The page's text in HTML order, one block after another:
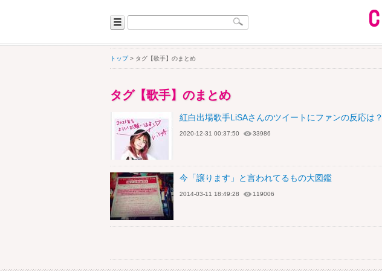
トップ> タグ【歌手】のまとめ
タグ【歌手】のまとめ
紅白出場歌手LiSAさんのツイートにファンの反応は？
2020-12-31 00:37:50 33986
今「譲ります」と言われてるもの大図鑑
2014-03-11 18:49:28 119006